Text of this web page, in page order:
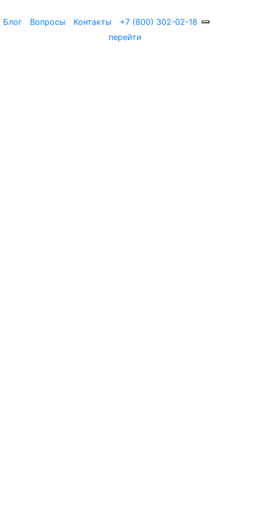
перейти
Блог Вопросы Контакты +7 (800) 302-02-18